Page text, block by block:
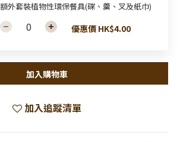
額外套裝植物性環保餐具(碟、羹、叉及紙巾)
優惠價 HK$4.00
加入購物車
加入追蹤清單